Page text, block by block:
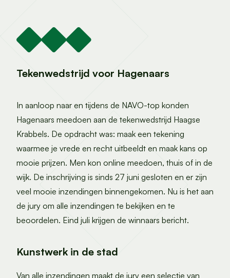
Tekenwedstrijd voor Hagenaars
In aanloop naar en tijdens de NAVO-top konden
Hagenaars meedoen aan de tekenwedstrijd Haagse
Krabbels. De opdracht was: maak een tekening
waarmee je vrede en recht uitbeeldt en maak kans op
mooie prijzen. Men kon online meedoen, thuis of in de
wijk. De inschrijving is sinds 27 juni gesloten en er zijn
veel mooie inzendingen binnengekomen. Nu is het aan
de jury om alle inzendingen te bekijken en te
beoordelen. Eind juli krijgen de winnaars bericht.
Kunstwerk in de stad
Van alle inzendingen maakt de jury een selectie van